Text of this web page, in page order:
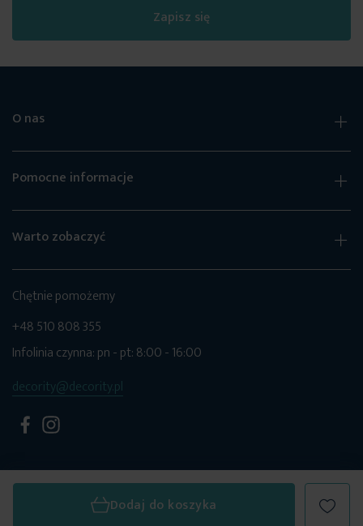
Dodaj do koszyka
Zapisz się
O nas
Pomocne informacje
Warto zobaczyć
Chętnie pomożemy
+48 510 808 355
Infolinia czynna: pn - pt: 8:00 - 16:00
decority@decority.pl
© 2026 Decority. Wszystkie prawa zastrzeżone.